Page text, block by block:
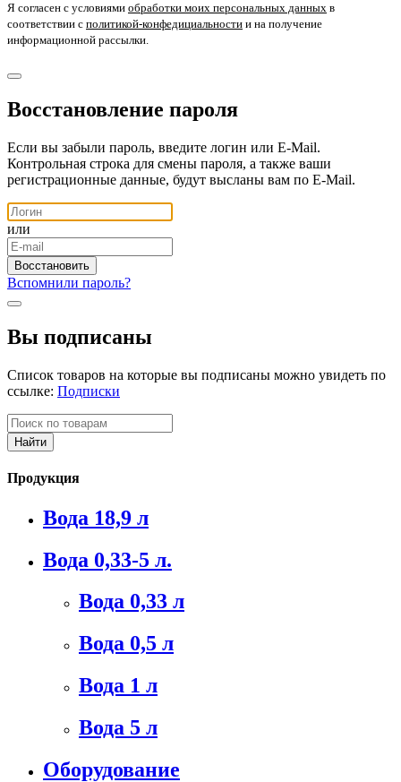
Я согласен c условиями обработки моих персональных данных в
соответствии с политикой-конфедициальности и на получение
информационной рассылки.
Восстановление пароля
Если вы забыли пароль, введите логин или E-Mail.
Контрольная строка для смены пароля, а также ваши
регистрационные данные, будут высланы вам по E-Mail.
или
Вспомнили пароль?
Вы подписаны
Список товаров на которые вы подписаны можно увидеть по
ссылке: Подписки
Продукция
Вода 18,9 л
Вода 0,33-5 л.
Вода 0,33 л
Вода 0,5 л
Вода 1 л
Вода 5 л
Оборудование